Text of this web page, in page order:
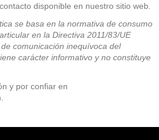
disponible en nuestro sitio web.
se basa en la normativa de consumo
en la Directiva 2011/83/UE
comunicación inequívoca del
carácter informativo y no constituye
y por confiar en